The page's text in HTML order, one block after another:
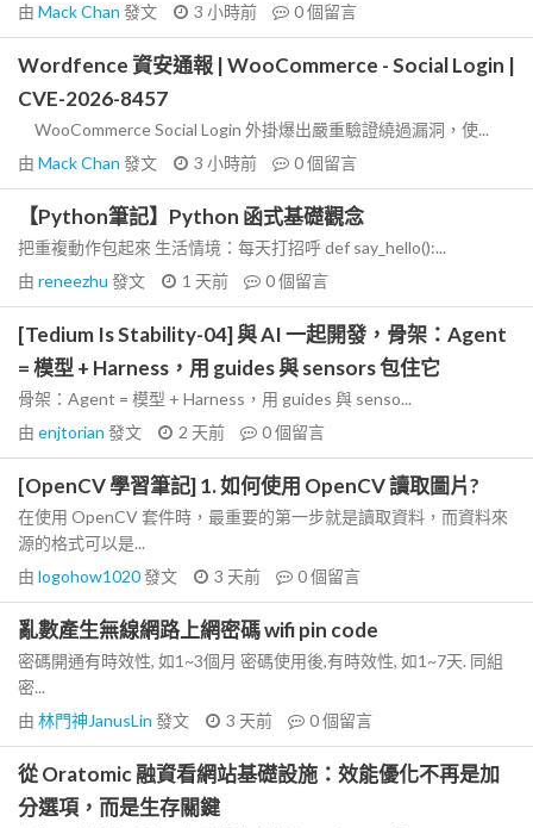
由 Mack Chan 發文 3 小時前 0個留言
Wordfence 資安通報 | WooCommerce - Social Login |
CVE-2026-8457
WooCommerce Social Login 外掛爆出嚴重驗證繞過漏洞，使...
由 Mack Chan 發文 3 小時前 0個留言
【Python筆記】Python 函式基礎觀念
把重複動作包起來 生活情境：每天打招呼 def say_hello():...
由 reneezhu 發文 1 天前 0個留言
[Tedium Is Stability-04] 與 AI 一起開發，骨架：Agent
= 模型 + Harness，用 guides 與 sensors 包住它
骨架：Agent = 模型 + Harness，用 guides 與 senso...
由 enjtorian 發文 2 天前 0個留言
[OpenCV 學習筆記] 1. 如何使用 OpenCV 讀取圖片?
在使用 OpenCV 套件時，最重要的第一步就是讀取資料，而資料來
源的格式可以是...
由 logohow1020發文 3 天前 0個留言
亂數產生無線網路上網密碼 wifi pin code
密碼開通有時效性, 如1~3個月 密碼使用後,有時效性, 如1~7天. 同組
密...
由 林門神JanusLin 發文 3 天前 0個留言
從 Oratomic 融資看網站基礎設施：效能優化不再是加
分選項，而是生存關鍵